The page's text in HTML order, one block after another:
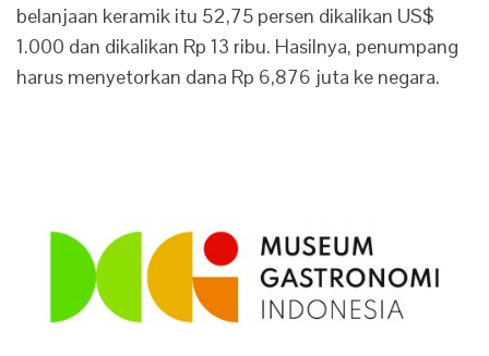
belanjaan keramik itu 52,75 persen dikalikan US$
1.000 dan dikalikan Rp 13 ribu. Hasilnya, penumpang
harus menyetorkan dana Rp 6,876 juta ke negara.